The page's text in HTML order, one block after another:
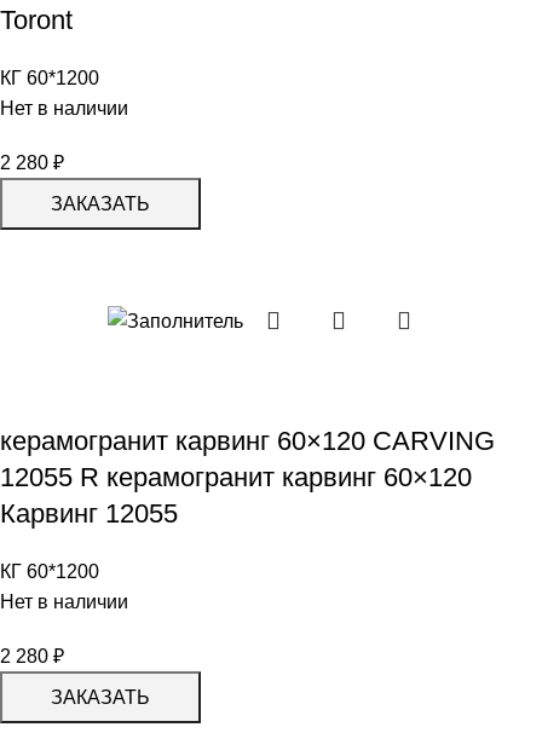
Toront
КГ 60*1200
Нет в наличии
2 280 ₽
ЗАКАЗАТЬ
керамогранит карвинг 60×120 CARVING
12055 R керамогранит карвинг 60×120
Карвинг 12055
КГ 60*1200
Нет в наличии
2 280 ₽
ЗАКАЗАТЬ